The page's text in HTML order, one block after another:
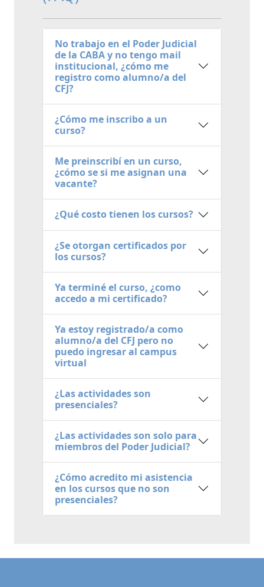
No trabajo en el Poder Judicial
de la CABA y no tengo mail
institucional, ¿cómo me
registro como alumno/a del
CFJ?
¿Cómo me inscribo a un
curso?
Me preinscribí en un curso,
¿cómo se si me asignan una
vacante?
¿Qué costo tienen los cursos?
¿Se otorgan certificados por
los cursos?
Ya terminé el curso, ¿como
accedo a mi certificado?
Ya estoy registrado/a como
alumno/a del CFJ pero no
puedo ingresar al campus
virtual
¿Las actividades son
presenciales?
¿Las actividades son solo para
miembros del Poder Judicial?
¿Cómo acredito mi asistencia
en los cursos que no son
presenciales?